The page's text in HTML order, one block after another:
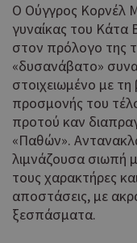
Ο Ούγγρος Κορνέλ
γυναίκας του Κάτα
στον πρόλογο της
«δυσανάβατο»
στοιχειωμένο με
προσμονής του
προτού καν
«Παθών».
λιμνάζουσα σιωπή
τους χαρακτήρες
αποστάσεις, με
ξεσπάσματα.